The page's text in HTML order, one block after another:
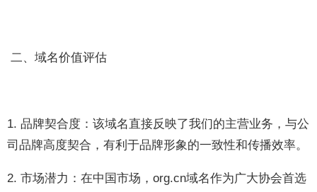
二、域名价值评估
1. 品牌契合度：该域名直接反映了我们的主营业务，与公
司品牌高度契合，有利于品牌形象的一致性和传播效率。
2. 市场潜力：在中国市场，org.cn域名作为广大协会首选